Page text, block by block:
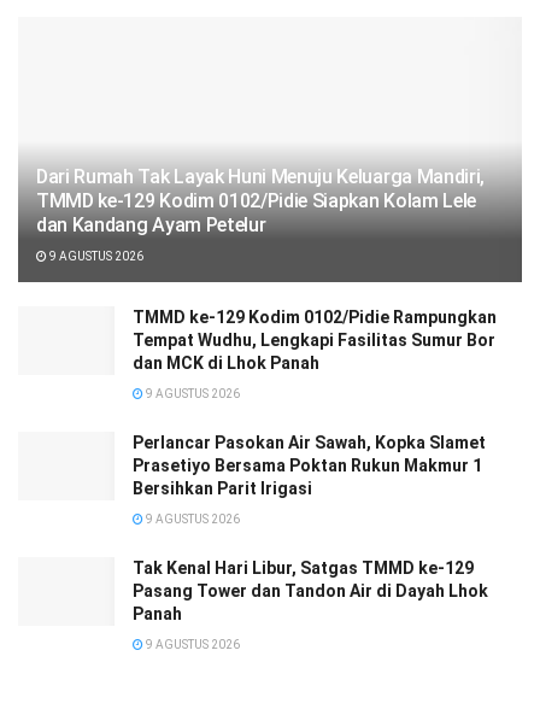
Dari Rumah Tak Layak Huni Menuju Keluarga Mandiri,
TMMD ke-129 Kodim 0102/Pidie Siapkan Kolam Lele
dan Kandang Ayam Petelur
9 AGUSTUS 2026
TMMD ke-129 Kodim 0102/Pidie Rampungkan
Tempat Wudhu, Lengkapi Fasilitas Sumur Bor
dan MCK di Lhok Panah
9 AGUSTUS 2026
Perlancar Pasokan Air Sawah, Kopka Slamet
Prasetiyo Bersama Poktan Rukun Makmur 1
Bersihkan Parit Irigasi
9 AGUSTUS 2026
Tak Kenal Hari Libur, Satgas TMMD ke-129
Pasang Tower dan Tandon Air di Dayah Lhok
Panah
9 AGUSTUS 2026